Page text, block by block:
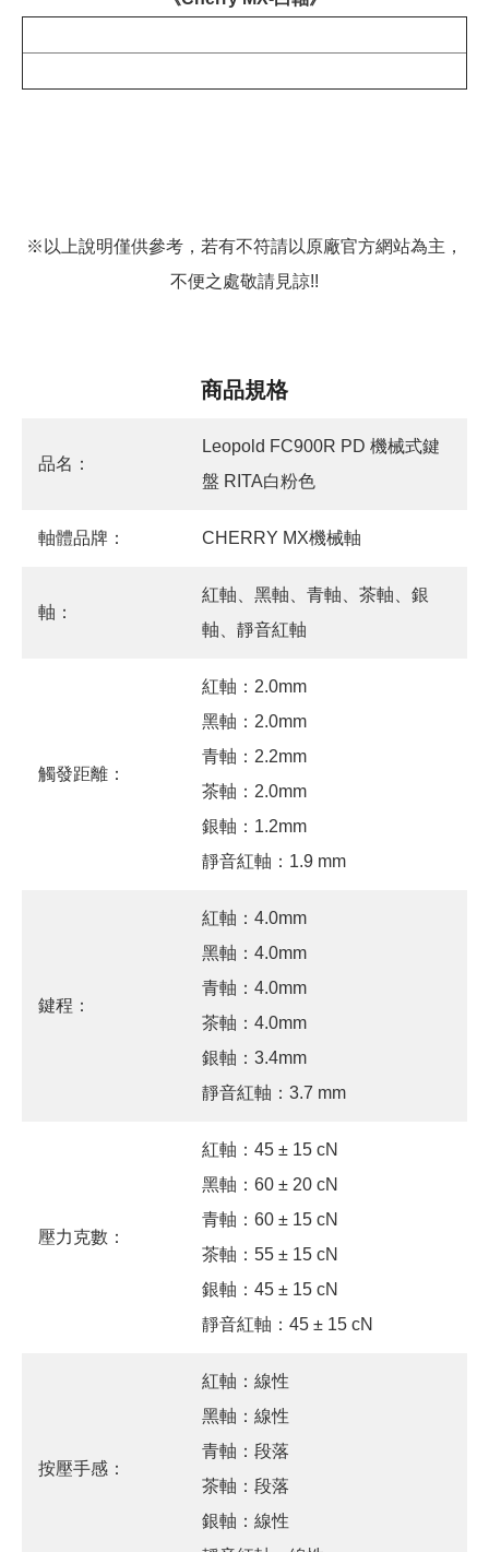
※以上說明僅供參考，若有不符請以原廠官方網站為主，
不便之處敬請見諒!!
商品規格
品名：
Leopold FC900R PD 機械式鍵
盤 RITA白粉色
軸體品牌： CHERRY MX機械軸
軸：
紅軸、黑軸、青軸、茶軸、銀
軸、靜音紅軸
觸發距離：
紅軸：2.0mm
黑軸：2.0mm
青軸：2.2mm
茶軸：2.0mm
銀軸：1.2mm
靜音紅軸：1.9 mm
鍵程：
紅軸：4.0mm
黑軸：4.0mm
青軸：4.0mm
茶軸：4.0mm
銀軸：3.4mm
靜音紅軸：3.7 mm
壓力克數：
紅軸：45 ± 15 cN
黑軸：60 ± 20 cN
青軸：60 ± 15 cN
茶軸：55 ± 15 cN
銀軸：45 ± 15 cN
靜音紅軸：45 ± 15 cN
按壓手感：
紅軸：線性
黑軸：線性
青軸：段落
茶軸：段落
銀軸：線性